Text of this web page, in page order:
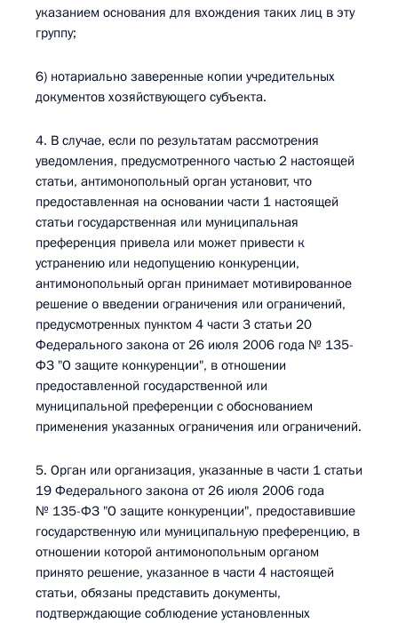
указанием основания для вхождения таких лиц в эту
группу;
6) нотариально заверенные копии учредительных
документов хозяйствующего субъекта.
4. В случае, если по результатам рассмотрения
уведомления, предусмотренного частью 2 настоящей
статьи, антимонопольный орган установит, что
предоставленная на основании части 1 настоящей
статьи государственная или муниципальная
преференция привела или может привести к
устранению или недопущению конкуренции,
антимонопольный орган принимает мотивированное
решение о введении ограничения или ограничений,
предусмотренных пунктом 4 части 3 статьи 20
Федерального закона от 26 июля 2006 года № 135-
ФЗ "О защите конкуренции", в отношении
предоставленной государственной или
муниципальной преференции с обоснованием
применения указанных ограничения или ограничений.
5. Орган или организация, указанные в части 1 статьи
19 Федерального закона от 26 июля 2006 года
№ 135-ФЗ "О защите конкуренции", предоставившие
государственную или муниципальную преференцию, в
отношении которой антимонопольным органом
принято решение, указанное в части 4 настоящей
статьи, обязаны представить документы,
подтверждающие соблюдение установленных